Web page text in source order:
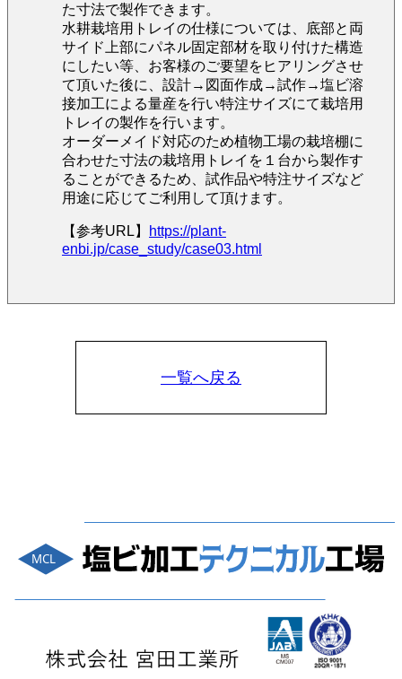
た寸法で製作できます。
水耕栽培用トレイの仕様については、底部と両
サイド上部にパネル固定部材を取り付けた構造
にしたい等、お客様のご要望をヒアリングさせ
て頂いた後に、設計→図面作成→試作→塩ビ溶
接加工による量産を行い特注サイズにて栽培用
トレイの製作を行います。
オーダーメイド対応のため植物工場の栽培棚に
合わせた寸法の栽培用トレイを１台から製作す
ることができるため、試作品や特注サイズなど
用途に応じてご利用して頂けます。
【参考URL】
https://plant-
enbi.jp/case_study/case03.html
一覧へ戻る